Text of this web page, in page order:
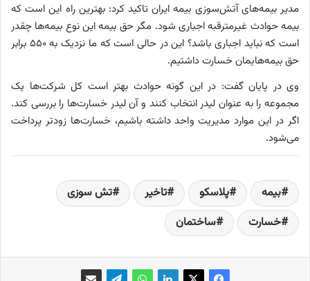
مدیر بیمه‌های آتش‌سوزی بیمه ایران تاکید کرد: بهترین راه این است که
بیمه حوادث غیرمترقبه اجباری شود. مگر حق بیمه این نوع بیمه‌ها چقدر
است که نباید اجباری باشد؟ این در حالی است که ما نزدیک به ۵۵۰ برابر
حق‌ بیمه‌هایمان خسارت داشتیم.
وی در پایان گفت: در این گونه حوادث بهتر است کل شرکت‌ها یک
مجموعه را به عنوان لیدر انتخاب کنند و آن لیدر خسارت‌ها را بررسی کند.
اگر در این موارد مدیریت واحد داشته باشیم، خسارت‌ها زودتر پرداخت
می‌شود.
بیمه پلاسکو تاخیر
تش سوزی
خسارت
ساختمان